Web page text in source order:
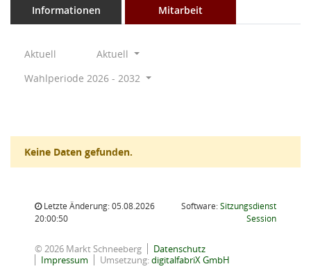
Informationen Mitarbeit
Aktuell
Aktuell
Wahlperiode 2026 - 2032
Keine Daten gefunden.
Letzte Änderung: 05.08.2026
20:00:50
Software:Sitzungsdienst
Session(Wird in
© 2026 Markt Schneeberg
Datenschutz
Impressum
Umsetzung:digitalfabriX GmbH